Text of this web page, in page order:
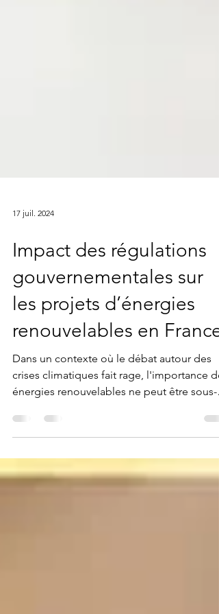
Impact des régulations
gouvernementales sur
les projets d’énergies
renouvelables en France
Dans un contexte où le débat autour des
crises climatiques fait rage, l'importance
énergies renouvelables ne peut être sous-